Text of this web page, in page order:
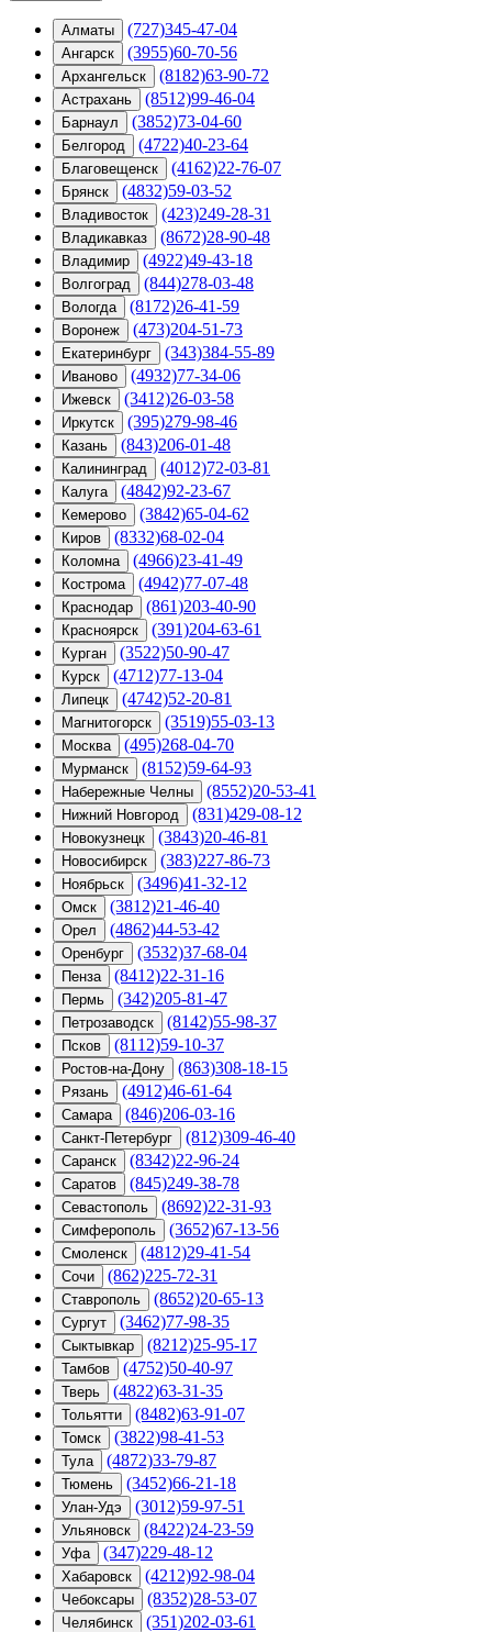
Алматы (727)345-47-04
Ангарск (3955)60-70-56
Архангельск (8182)63-90-72
Астрахань (8512)99-46-04
Барнаул (3852)73-04-60
Белгород (4722)40-23-64
Благовещенск (4162)22-76-07
Брянск (4832)59-03-52
Владивосток (423)249-28-31
Владикавказ (8672)28-90-48
Владимир (4922)49-43-18
Волгоград (844)278-03-48
Вологда (8172)26-41-59
Воронеж (473)204-51-73
Екатеринбург (343)384-55-89
Иваново (4932)77-34-06
Ижевск (3412)26-03-58
Иркутск (395)279-98-46
Казань (843)206-01-48
Калининград (4012)72-03-81
Калуга (4842)92-23-67
Кемерово (3842)65-04-62
Киров (8332)68-02-04
Коломна (4966)23-41-49
Кострома (4942)77-07-48
Краснодар (861)203-40-90
Красноярск (391)204-63-61
Курган (3522)50-90-47
Курск (4712)77-13-04
Липецк (4742)52-20-81
Магнитогорск (3519)55-03-13
Москва (495)268-04-70
Мурманск (8152)59-64-93
Набережные Челны (8552)20-53-41
Нижний Новгород (831)429-08-12
Новокузнецк (3843)20-46-81
Новосибирск (383)227-86-73
Ноябрьск (3496)41-32-12
Омск (3812)21-46-40
Орел (4862)44-53-42
Оренбург (3532)37-68-04
Пенза (8412)22-31-16
Пермь (342)205-81-47
Петрозаводск (8142)55-98-37
Псков (8112)59-10-37
Ростов-на-Дону (863)308-18-15
Рязань (4912)46-61-64
Самара (846)206-03-16
Санкт-Петербург (812)309-46-40
Саранск (8342)22-96-24
Саратов (845)249-38-78
Севастополь (8692)22-31-93
Симферополь (3652)67-13-56
Смоленск (4812)29-41-54
Сочи (862)225-72-31
Ставрополь (8652)20-65-13
Сургут (3462)77-98-35
Сыктывкар (8212)25-95-17
Тамбов (4752)50-40-97
Тверь (4822)63-31-35
Тольятти (8482)63-91-07
Томск (3822)98-41-53
Тула (4872)33-79-87
Тюмень (3452)66-21-18
Улан-Удэ (3012)59-97-51
Ульяновск (8422)24-23-59
Уфа (347)229-48-12
Хабаровск (4212)92-98-04
Чебоксары (8352)28-53-07
Челябинск (351)202-03-61